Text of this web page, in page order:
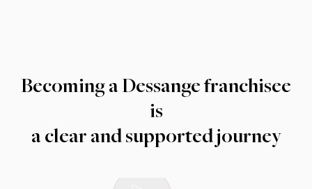
Becoming a Dessange franchisee
is
a clear and supported journey